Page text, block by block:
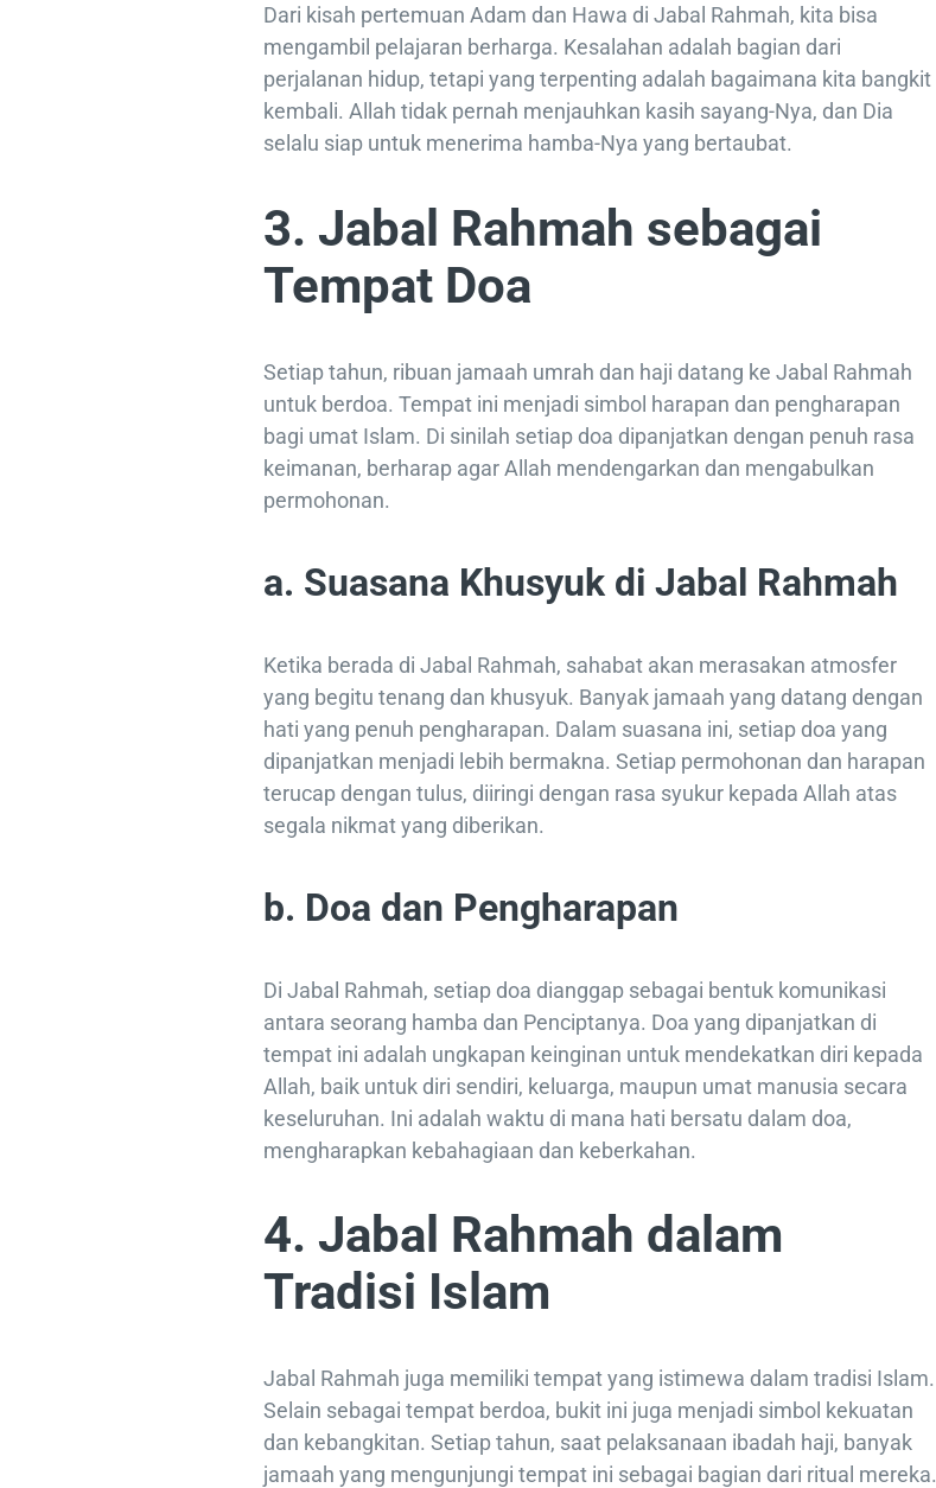
Dari kisah pertemuan Adam dan Hawa di Jabal Rahmah, kita bisa
mengambil pelajaran berharga. Kesalahan adalah bagian dari
perjalanan hidup, tetapi yang terpenting adalah bagaimana kita bangkit
kembali. Allah tidak pernah menjauhkan kasih sayang-Nya, dan Dia
selalu siap untuk menerima hamba-Nya yang bertaubat.
3. Jabal Rahmah sebagai
Tempat Doa
Setiap tahun, ribuan jamaah umrah dan haji datang ke Jabal Rahmah
untuk berdoa. Tempat ini menjadi simbol harapan dan pengharapan
bagi umat Islam. Di sinilah setiap doa dipanjatkan dengan penuh rasa
keimanan, berharap agar Allah mendengarkan dan mengabulkan
permohonan.
a. Suasana Khusyuk di Jabal Rahmah
Ketika berada di Jabal Rahmah, sahabat akan merasakan atmosfer
yang begitu tenang dan khusyuk. Banyak jamaah yang datang dengan
hati yang penuh pengharapan. Dalam suasana ini, setiap doa yang
dipanjatkan menjadi lebih bermakna. Setiap permohonan dan harapan
terucap dengan tulus, diiringi dengan rasa syukur kepada Allah atas
segala nikmat yang diberikan.
b. Doa dan Pengharapan
Di Jabal Rahmah, setiap doa dianggap sebagai bentuk komunikasi
antara seorang hamba dan Penciptanya. Doa yang dipanjatkan di
tempat ini adalah ungkapan keinginan untuk mendekatkan diri kepada
Allah, baik untuk diri sendiri, keluarga, maupun umat manusia secara
keseluruhan. Ini adalah waktu di mana hati bersatu dalam doa,
mengharapkan kebahagiaan dan keberkahan.
4. Jabal Rahmah dalam
Tradisi Islam
Jabal Rahmah juga memiliki tempat yang istimewa dalam tradisi Islam.
Selain sebagai tempat berdoa, bukit ini juga menjadi simbol kekuatan
dan kebangkitan. Setiap tahun, saat pelaksanaan ibadah haji, banyak
jamaah yang mengunjungi tempat ini sebagai bagian dari ritual mereka.